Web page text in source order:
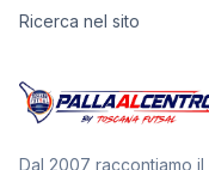
Ricerca nel sito
Dal 2007 raccontiamo il